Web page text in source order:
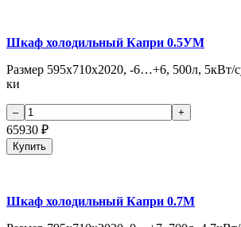
Шкаф холодильный Капри 0.5УМ
Размер 595х710х2020, -6…+6, 500л, 5кВт/
ки
65930 ₽
Купить
Шкаф холодильный Капри 0.7М